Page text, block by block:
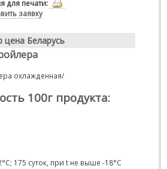
для печати:
заявку
Беларусь
охлажденная/
100г продукта:
175 суток, при t не выше -18°С